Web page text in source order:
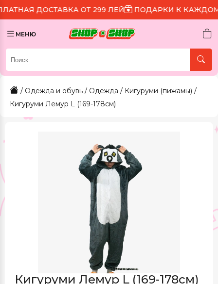
ОТ 299 ЛЕЙ ПОДАРКИ К КАЖДОМУ ЗАКАЗУ
МЕНЮ
/ Одежда и обувь / Одежда / Кигуруми (пижамы) /
Кигуруми Лемур L (169-178см)
Кигуруми Лемур L (169-178см)